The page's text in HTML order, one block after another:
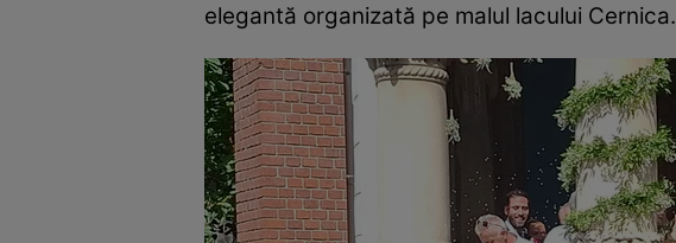
elegantă organizată pe malul lacului Cernica.